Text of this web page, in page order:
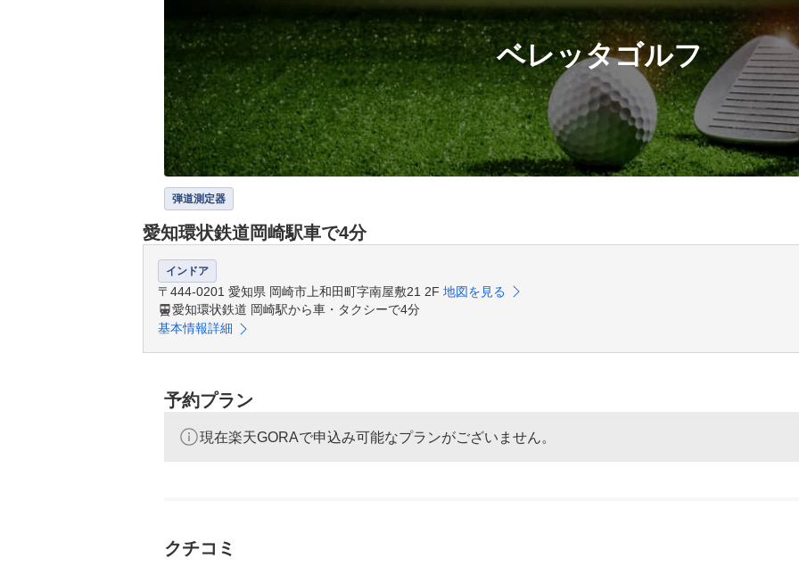
ベレッタゴルフ
弾道測定器
愛知環状鉄道岡崎駅車で4分
インドア
〒444-0201 愛知県 岡崎市上和田町字南屋敷21 2F 地図を見る
愛知環状鉄道 岡崎駅から車・タクシーで4分
基本情報詳細
予約プラン
現在楽天GORAで申込み可能なプランがございません。
クチコミ